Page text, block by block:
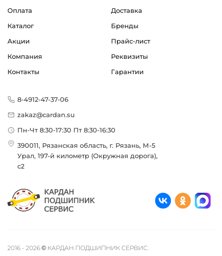
Оплата
Доставка
Каталог
Бренды
Акции
Прайс-лист
Компания
Реквизиты
Контакты
Гарантии
8-4912-47-37-06
zakaz@cardan.su
Пн-Чт 8:30-17:30 Пт 8:30-16:30
390011, Рязанская область, г. Рязань, М-5
Урал, 197-й километр (Окружная дорога),
с2
2016 - 2026 © КАРДАН ПОДШИПНИК СЕРВИС.